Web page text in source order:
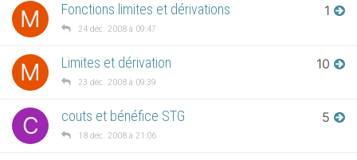
M Fonctions limites et dérivations
24 déc. 2008 à 09:47
1
M Limites et dérivation
23 déc. 2008 à 09:39
10
C couts et bénéfice STG
18 déc. 2008 à 21:06
5